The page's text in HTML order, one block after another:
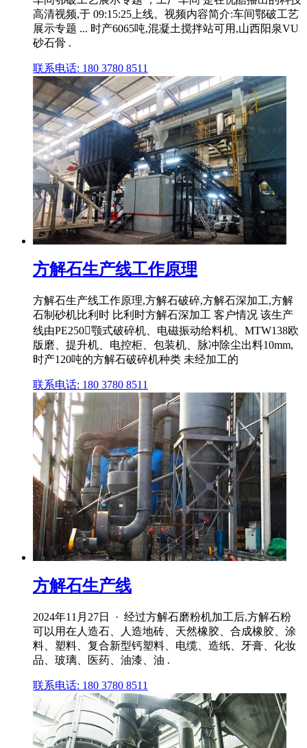
高清视频,于 09:15:25上线。视频内容简介:车间鄂破工艺
展示专题 ... 时产6065吨,混凝土搅拌站可用,山西阳泉VU
砂石骨 .
联系电话: 180 3780 8511
方解石生产线工作原理
方解石生产线工作原理,方解石破碎,方解石深加工,方解
石制砂机比利时 比利时方解石深加工 客户情况 该生产
线由PE250𴥨颚式破碎机、电磁振动给料机、MTW138欧
版磨、提升机、电控柜、包装机、脉冲除尘出料10mm,
时产120吨的方解石破碎机种类 未经加工的
联系电话: 180 3780 8511
方解石生产线
2024年11月27日 · 经过方解石磨粉机加工后,方解石粉
可以用在人造石、人造地砖、天然橡胶、合成橡胶、涂
料、塑料、复合新型钙塑料、电缆、造纸、牙膏、化妆
品、玻璃、医药、油漆、油 .
联系电话: 180 3780 8511